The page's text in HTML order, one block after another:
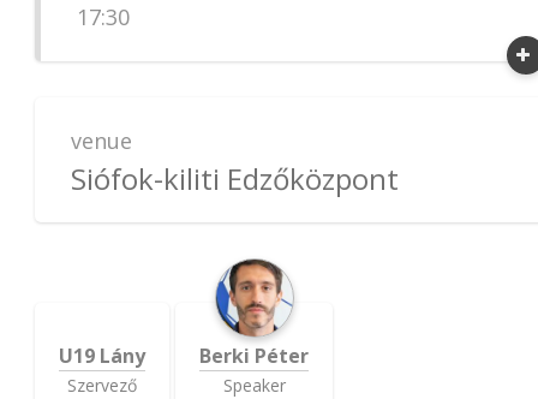
17:30
venue
Siófok-kiliti Edzőközpont
U19 Lány
Szervező
Berki Péter
Speaker